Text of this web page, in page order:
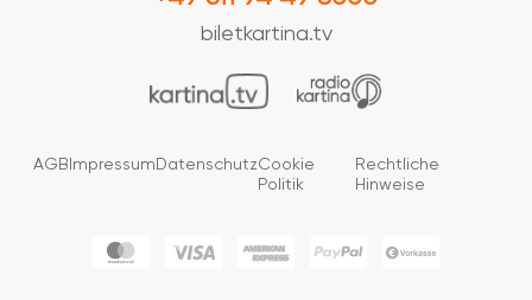
biletkartina.tv
AGB Impressum DatenschutzCookie
Politik
Rechtliche
Hinweise